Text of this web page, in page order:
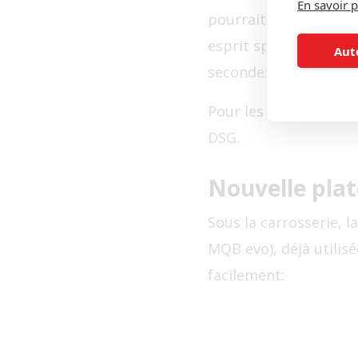
pourrait bénéficier
esprit sportif. La
secondes.
Pour les puristes, il
DSG.
Nouvelle
Sous la carrosserie,
MQB evo), déjà
facilement:
En savoir